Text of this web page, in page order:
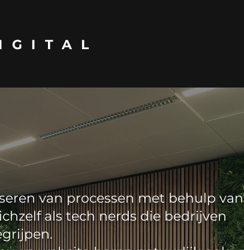
van processen met behulp van
als tech nerds die bedrijven